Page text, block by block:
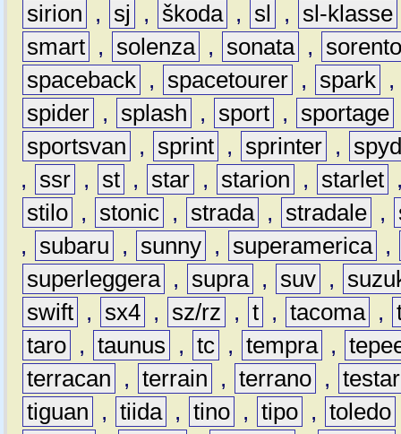
sirion
, sj , škoda , sl , sl-klasse
smart , solenza , sonata ,
spaceback , spacetourer , spark ,
spider , splash , sport , sportage
sportsvan
, sprint , sprinter ,
,
ssr , st , star , starion , starlet
stilo , stonic , strada , stradale ,
,
subaru , sunny , superamerica ,
superleggera , supra , suv ,
swift , sx4 , sz/rz , t , tacoma ,
taro , taunus , tc , tempra ,
terracan
, terrain , terrano ,
tiguan
, tiida , tino , tipo , toledo